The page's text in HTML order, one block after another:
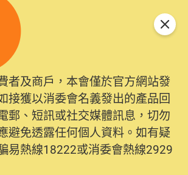
者及商戶，本會僅於官方網站發
接獲以消委會名義發出的產品回
郵、短訊或社交媒體訊息，切勿
避免透露任何個人資料。如有疑
易熱線18222或消委會熱線2929
驗及網絡安全，本會的投訴處理
級及推出新功能。由2025年11月
需要提供基本聯絡資料（包括姓
）註冊帳戶，才可提交投訴、查
提交紀錄將清晰整合於帳戶中，
。
關閉